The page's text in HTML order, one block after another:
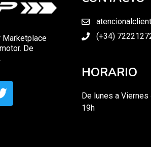
Marketplace
De
(+34)
HORARIO
De lunes a
19h